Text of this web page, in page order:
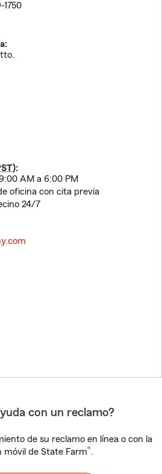
1750
):
AM a 6:00 PM
oficina con cita previa
24/7
con un reclamo?
de su reclamo en línea o con la
móvil de State Farm®.